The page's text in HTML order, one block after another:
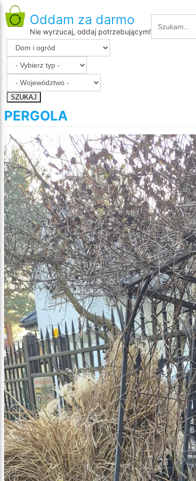
Oddam za darmo
Nie wyrzucaj, oddaj potrzebującym!
SZUKAJ
PERGOLA